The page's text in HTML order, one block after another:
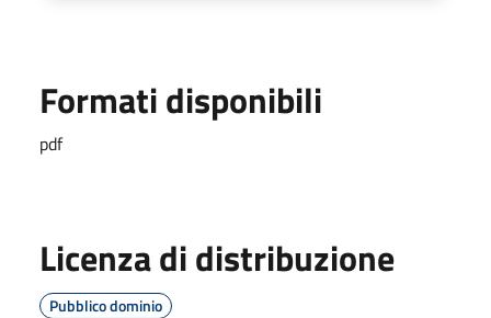
Formati disponibili
pdf
Licenza di distribuzione
Pubblico dominio